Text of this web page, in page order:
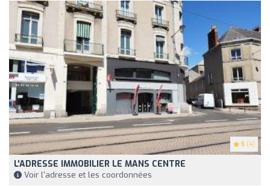
5 (4)
L'ADRESSE IMMOBILIER LE MANS CENTRE
Voir l'adresse et les coordonnées